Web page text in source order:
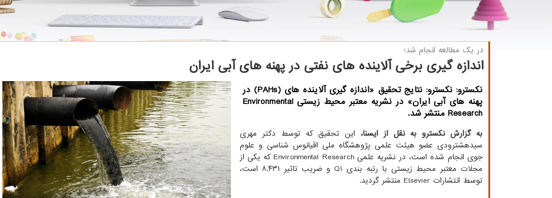
در یك مطالعه انجام شد؛
اندازه گیری برخی آلاینده های نفتی‎‏ در پهنه های آبی ایران
نکسترو: نکسترو: نتایج تحقیق «اندازه گیری آلاینده های ‏‎(PAHs)‎‏ در
پهنه های آبی ایران» در نشریه معتبر محیط زیستی Environmental
Research‏ ‏منتشر شد.‏
به گزارش نکسترو به نقل از ایسنا، این تحقیق که توسط دکتر مهری
سیدهشترودی عضو ‏هیئت علمی پژوهشگاه ملی اقیانوس شناسی و علوم
جوی انجام شده است، در نشریه علمی ‏Environmental Research‏ که یکی از
مجلات‎ ‎معتبر محیط زیستی ‏با رتبه بندی ‏Q1‎‏ و ضریب تاثیر ۸.۴۳۱ است،
توسط انتشارات ‏Elsevier‏ منتشر گردید.‏